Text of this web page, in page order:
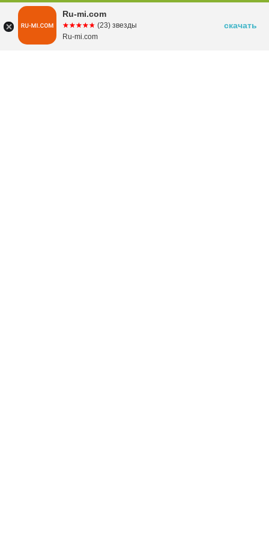
Ru-mi.com
☆☆☆☆☆
★★★★★ (23) звезды
Ru-mi.com
скачать